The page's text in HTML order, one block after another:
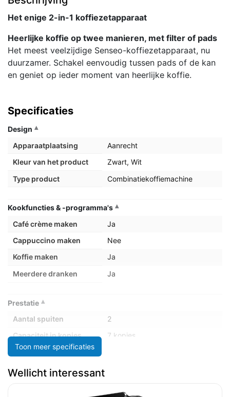
Het enige 2-in-1 koffiezetapparaat
Heerlijke koffie op twee manieren, met filter of pads
Het meest veelzijdige Senseo-koffiezetapparaat, nu
duurzamer. Schakel eenvoudig tussen pads of de kan
en geniet op ieder moment van heerlijke koffie.
Specificaties
Design
Apparaatplaatsing
Aanrecht
Kleur van het product
Zwart, Wit
Type product
Combinatiekoffiemachine
Kookfuncties & -programma's
Café crème maken
Ja
Cappuccino maken
Nee
Koffie maken
Ja
Meerdere dranken
Ja
Prestatie
Aantal spuiten
2
Capaciteit in kopjes
7 kopjes
Capaciteit watertank
Ingebouwde molen
Toon meer specificaties
Wellicht interessant